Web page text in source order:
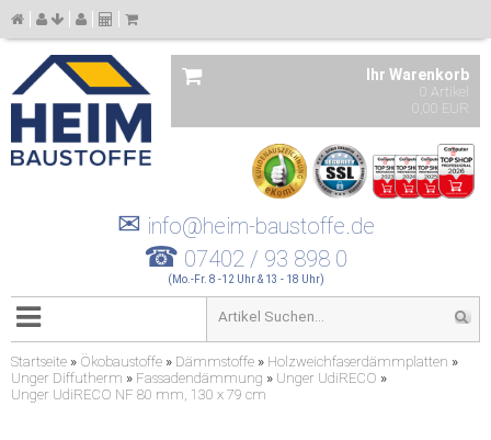
Ihr Warenkorb
0 Artikel
0,00 EUR
✉ info@heim-baustoffe.de
☎ 07402 / 93 898 0
(Mo.-Fr. 8 -12 Uhr & 13 - 18 Uhr)
Startseite » Ökobaustoffe » Dämmstoffe » Holzweichfaserdämmplatten »
Unger Diffutherm » Fassadendämmung » Unger UdiRECO »
Unger UdiRECO NF 80 mm, 130 x 79 cm